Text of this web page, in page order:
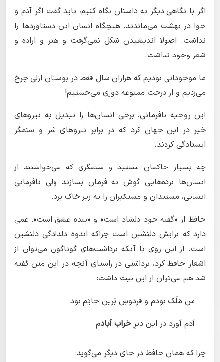
اگر با نگاهی دیگر به داستان نگاه کنیم، باید گفت اگر آدم و
حوا در بهشت می‌ماندند، هیچگاه انسان این دستاوردها را
نداشت. اصولا اندیشیدن شکل نمی‌گرفت و هنر و اراده و
شعر وجود نداشت.
ما موجوداتی بودیم که هزاران سال فقط در بوستان ازلی چرخ
می‌زدیم و از درخت ممنوعه دوری می‌جستیم!
این روحیه نافرمانی، برخی انسان‌ها را تبدیل به نیروهای
خیر در این جهان کرد که در برابر نیروهای شر و ستمگر
ایستادگی کردند.
چه بسیار حاکمان مستبد و ستمگری که می‌خواستند از
انسان‌ها برده‌هایی گوش به فرمان بسازند ولی نافرمانی
انسانی، مستبدان و مستکبران را به زیر خاک برد.
حافظ از «گفته خود دلشاد است» و «بنده عشق است». غمی
دارد که برایش دلنشین است چراکه اندوه دلدادگی دلنشین
است. از این روی با آنکه برداشت‌های گوناگون می‌توان از
اشعار حافظ کرد، برداشتی در راستای آنچه در این متن گفته
شد هم می‌توان از این بیت داشت:
من مَلَک بودم و فردوسِ بَرین جایَم بود
آدم آورد در این دیرِخراب آبادم
چرا که همان حافظ در جای دیگر می‌گوید: